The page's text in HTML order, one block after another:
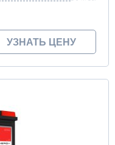
УЗНАТЬ ЦЕНУ